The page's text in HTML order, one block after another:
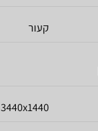
קעור
3440x1440